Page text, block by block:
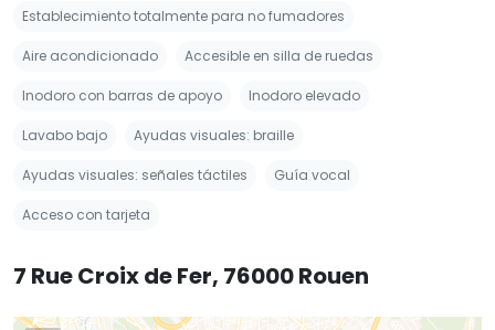
Establecimiento totalmente para no fumadores
Aire acondicionado Accesible en silla de ruedas
Inodoro con barras de apoyo Inodoro elevado
Lavabo bajo Ayudas visuales: braille
Ayudas visuales: señales táctiles Guía vocal
Acceso con tarjeta
7 Rue Croix de Fer, 76000 Rouen